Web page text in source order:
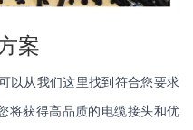
案
以从我们这里找到符合您要求
将获得高品质的电缆接头和优